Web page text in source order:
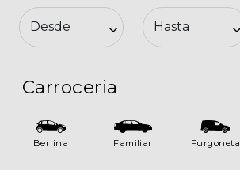
Posventa
Gamboa
Carroceria
Berlina Familiar Furgoneta